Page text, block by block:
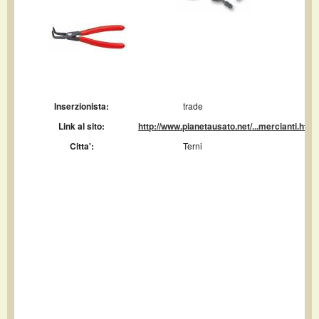
Inserzionista: trade
Link al sito:
http://www.pianetausato.net/...mercianti.html
Citta':
Terni